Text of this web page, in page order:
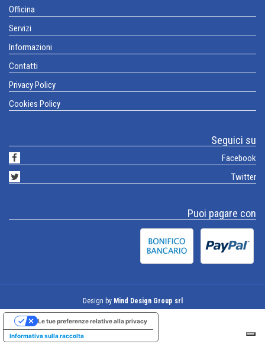
Officina
Servizi
Informazioni
Contatti
Privacy Policy
Cookies Policy
Seguici su
Facebook
Twitter
Puoi pagare con
Design by Mind Design Group srl
Informativa sulla raccolta
Le tue preferenze relative alla privacy